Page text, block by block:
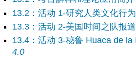
13.2：活动 1-研究人类文化行
13.4：活动 3-秘鲁 Huaca de
4.0